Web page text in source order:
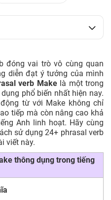
đóng vai trò vô cùng quan
diễn đạt ý tưởng của mình
verb Makelà một trong
phổ biến nhất hiện nay.
từ với Make không chỉ
tiếp mà còn nâng cao khả
Anh linh hoạt. Hãy cùng
sử dụng 24+ phrasal verb
viết này.
thông dụng trong tiếng